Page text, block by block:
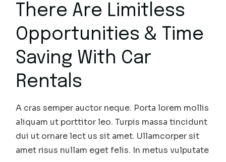
There Are Limitless
Opportunities & Time
Saving With Car
Rentals
A cras semper auctor neque. Porta lorem mollis
aliquam ut porttitor leo. Turpis massa tincidunt
dui ut ornare lect us sit amet. Ullamcorper sit
amet risus nullam eget felis. In metus vulputate